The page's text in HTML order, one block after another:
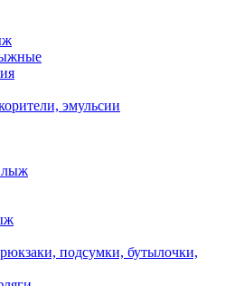
эмульсии
лыж
подсумки, бутылочки,